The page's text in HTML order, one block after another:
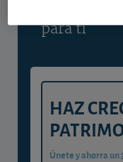
y consigue
para ti
HAZ
Únete y ahorra un